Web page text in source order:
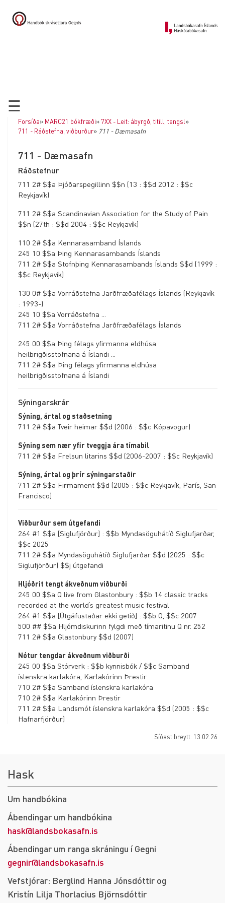
MARC21 bókfræði
0XX - Kóði, flokkstala o.fl.
1XX - Höfuðábyrgð
2XX - Titill, útgáfa, útgefandi
3XX - Umfang og form
4XX - Ritraðir
5XX - Athugasemd
6XX - Efnisorð
7XX - Leit: ábyrgð, titill, tengsl
700 -
Einstaklingur
sem á aðild
710 -
Skipulagsheild
711 - Ráðstefna,
viðburður
711 -
Dæmasafn
730 - Samræmdur
titill
740 - Annar titill
760 - 787 Tengsl
760 - Titill tímarits
sem hefur
undirritröð
762 - Titill
undirritraðar
765 - Titill á
frummáli
767 - Titill
þýðingar
770 - Titill fylgirits
772 - Titill tímarits
773 - Staðsetning
hluta
776 - Sami titill á
öðrum miðli
777 - Titlar
tímarits/framhald
tímarits/framhald
í
787 - Skyldur titill
8XX - Leit: ritröð, vefslóð
9XX - Staðbundið svið
☰
Forsíða» MARC21 bókfræði» 7XX - Leit: ábyrgð, titill, tengsl»
711 - Ráðstefna, viðburður» 711 - Dæmasafn
711 - Dæmasafn
Ráðstefnur
711 2# $$a Þjóðarspegillinn $$n (13 : $$d 2012 : $$c
Reykjavík)
711 2# $$a Scandinavian Association for the Study of Pain
$$n (27th : $$d 2004 : $$c Reykjavík)
110 2# $$a Kennarasamband Íslands
245 10 $$a Þing Kennarasambands Íslands
711 2# $$a Stofnþing Kennarasambands Íslands $$d (1999 :
$$c Reykjavík)
130 0# $$a Vorráðstefna Jarðfræðafélags Íslands (Reykjavík
: 1993-)
245 10 $$a Vorráðstefna ...
711 2# $$a Vorráðstefna Jarðfræðafélags Íslands
245 00 $$a Þing félags yfirmanna eldhúsa
heilbrigðisstofnana á Íslandi ...
711 2# $$a Þing félags yfirmanna eldhúsa
heilbrigðisstofnana á Íslandi
Sýningarskrár
Sýning, ártal og staðsetning
711 2# $$a Tveir heimar $$d (2006 : $$c Kópavogur)
Sýning sem nær yfir tveggja ára tímabil
711 2# $$a Frelsun litarins $$d (2006-2007 : $$c Reykjavík)
Sýning, ártal og þrír sýningarstaðir
711 2# $$a Firmament $$d (2005 : $$c Reykjavík, París, San
Francisco)
Viðburður sem útgefandi
264 #1 $$a [Siglufjörður] : $$b Myndasöguhátíð Siglufjarðar,
$$c 2025
711 2# $$a Myndasöguhátíð Siglufjarðar $$d (2025 : $$c
Siglufjörður) $$j útgefandi
Hljóðrit tengt ákveðnum viðburði
245 00 $$a Q live from Glastonbury : $$b 14 classic tracks
recorded at the world‘s greatest music festival
264 #1 $$a [Útgáfustaðar ekki getið] : $$b Q, $$c 2007
500 ## $$a Hljómdiskurinn fylgdi með tímaritinu Q nr. 252
711 2# $$a Glastonbury $$d (2007)
Nótur tengdar ákveðnum viðburði
245 00 $$a Stórverk : $$b kynnisbók / $$c Samband
íslenskra karlakóra, Karlakórinn Þrestir
710 2# $$a Samband íslenskra karlakóra
710 2# $$a Karlakórinn Þrestir
711 2# $$a Landsmót íslenskra karlakóra $$d (2005 : $$c
Hafnarfjörður)
Síðast breytt: 13.02.26
Hask
Um handbókina
Ábendingar um handbókina
hask@landsbokasafn.is
Ábendingar um ranga skráningu í Gegni
gegnir@landsbokasafn.is
Vefstjórar: Berglind Hanna Jónsdóttir og
Kristín Lilja Thorlacius Björnsdóttir